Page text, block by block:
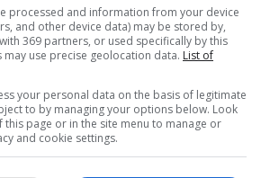
i madh i Julian Alvarez
processed and information from your device
and other device data) may be stored by,
369 partners, or used specifically by this
use precise geolocation data. List of
your personal data on the basis of legitimate
to by managing your options below. Look
page or in the site menu to manage or
and cookie settings.